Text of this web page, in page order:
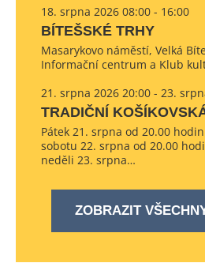
18. srpna 2026 08:00 - 16:00
BÍTEŠSKÉ TRHY
Masarykovo náměstí, Velká
Informační centrum a Klub
21. srpna 2026 20:00 - 23.
TRADIČNÍ
Pátek 21. srpna od 20.00
sobotu 22. srpna od 20.00
neděli 23. srpna…
ZOBRAZIT